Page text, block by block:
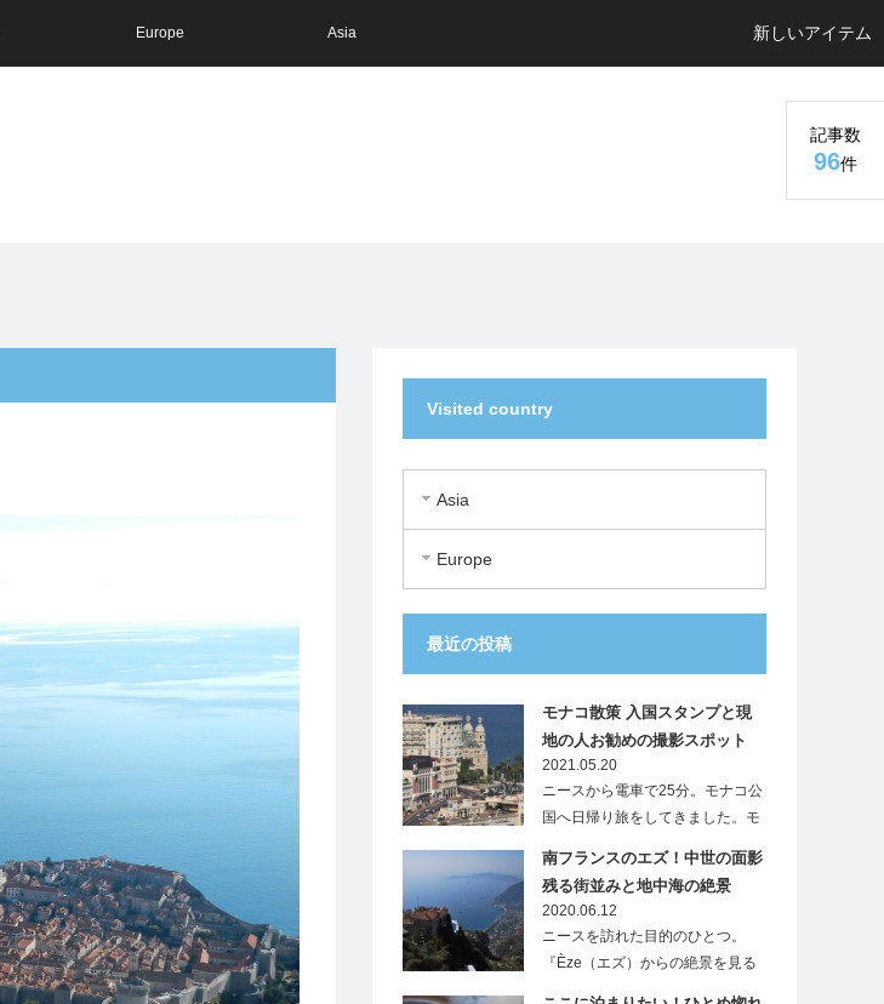
Europe Asia 新しいアイテム
記事数
96件
Visited country
Asia
Europe
最近の投稿
モナコ散策 入国スタンプと現
地の人お勧めの撮影スポット
2021.05.20
ニースから電車で25分。モナコ公
国へ日帰り旅をしてきました。モ
南フランスのエズ！中世の面影
残る街並みと地中海の絶景
2020.06.12
ニースを訪れた目的のひとつ。
『Èze（エズ）からの絶景を見る